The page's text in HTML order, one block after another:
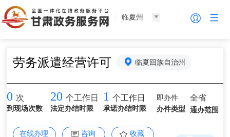
临夏州
劳务派遣经营许可 临夏回族自治州
0 次
到现场次数
20 个工作日
法定办结时限
1 个工作日
承诺办结时限
即办件
办件类型
全省
通办范围
在线办理 咨询 收藏